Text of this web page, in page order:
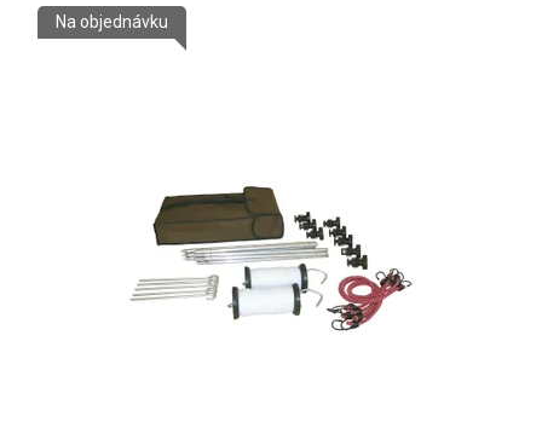
Na objednávku